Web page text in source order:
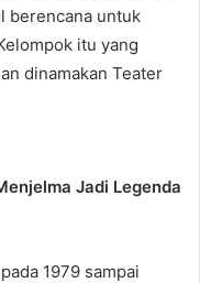
berencana untuk
itu yang
dinamakan Teater
Jadi Legenda
1979 sampai